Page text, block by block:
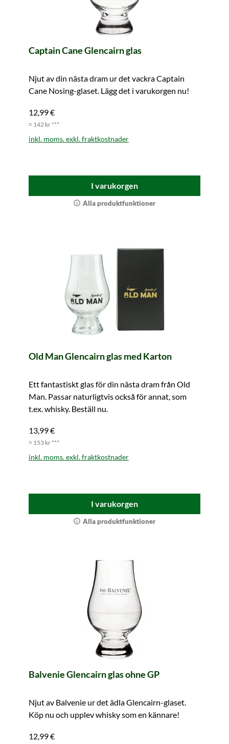
Captain Cane Glencairn glas
Njut av din nästa dram ur det vackra Captain
Cane Nosing-glaset. Lägg det i varukorgen nu!
12,99 €
≈ 142 kr ***
inkl. moms. exkl. fraktkostnader
I varukorgen
Alla produktfunktioner
Old Man Glencairn glas med Karton
Ett fantastiskt glas för din nästa dram från Old
Man. Passar naturligtvis också för annat, som
t.ex. whisky. Beställ nu.
13,99 €
≈ 153 kr ***
inkl. moms. exkl. fraktkostnader
I varukorgen
Alla produktfunktioner
Balvenie Glencairn glas ohne GP
Njut av Balvenie ur det ädla Glencairn-glaset.
Köp nu och upplev whisky som en kännare!
12,99 €